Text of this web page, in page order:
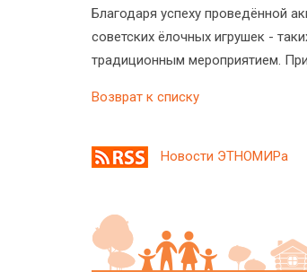
Благодаря успеху проведённой
советских ёлочных игрушек -
традиционным мероприятием.
Возврат к списку
Новости ЭТНОМИРа